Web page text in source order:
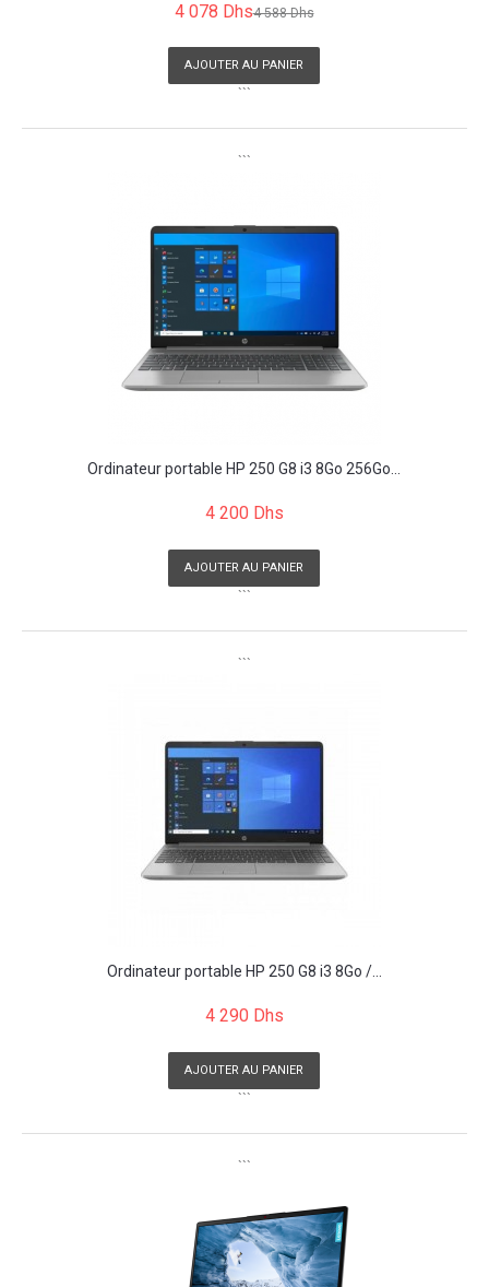
4 078 Dhs4 588 Dhs
AJOUTER AU PANIER
```
```
Ordinateur portable HP 250 G8 i3 8Go 256Go...
4 200 Dhs
AJOUTER AU PANIER
```
```
Ordinateur portable HP 250 G8 i3 8Go /...
4 290 Dhs
AJOUTER AU PANIER
```
```